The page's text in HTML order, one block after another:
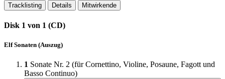
Tracklisting Details Mitwirkende
Disk 1 von 1 (CD)
Elf Sonaten (Auszug)
1 Sonate Nr. 2 (für Cornettino, Violine, Posaune, Fagott und
Basso Continuo)